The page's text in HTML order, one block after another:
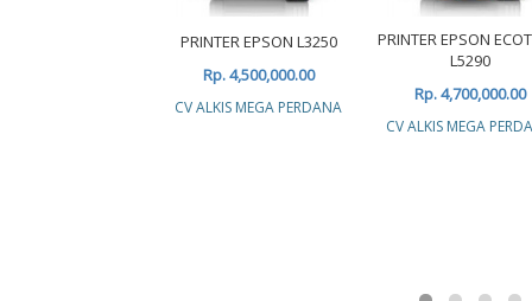
PRINTER EPSON L3250
Rp. 4,500,000.00
CV ALKIS MEGA PERDANA
PRINTER EPSON
L5290
Rp. 4,700,000.00
CV ALKIS MEGA